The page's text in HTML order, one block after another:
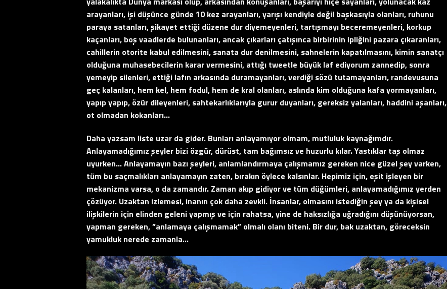
arayanları, işi düşünce günde 10 kez arayanları, yarışı kendiyle değil başkasıyla olanları, ruhunu
paraya satanları, şikayet ettiği düzene dur diyemeyenleri, tartışmayı beceremeyenleri, korkup
kaçanları, boş vaadlerde bulunanları, ancak çıkarları çatışınca birbirinin ipliğini pazara çıkaranları,
cahillerin otorite kabul edilmesini, sanata dur denilmesini, sahnelerin kapatılmasını, kimin sanatçı
olduğuna muhasebecilerin karar vermesini, attığı tweetle büyük laf ediyorum zannedip, sonra
yemeyip silenleri, ettiği lafın arkasında duramayanları, verdiği sözü tutamayanları, randevusuna
geç kalanları, hem kel, hem fodul, hem de kral olanları, aslında kim olduğuna kafa yormayanları,
yapıp yapıp, özür dileyenleri, sahtekarlıklarıyla gurur duyanları, gereksiz yalanları, haddini aşanları,
ot olmadan kokanları…
Daha yazsam liste uzar da gider. Bunları anlayamıyor olmam, mutluluk kaynağımdır.
Anlayamadığımız şeyler bizi özgür, dürüst, tam bağımsız ve huzurlu kılar. Yastıklar taş olmaz
uyurken… Anlayamayın bazı şeyleri, anlamlandırmaya çalışmamız gereken nice güzel şey varken,
tüm bu saçmalıkları anlayamayın zaten, bırakın öylece kalsınlar. Hepimiz için, eşit işleyen bir
mekanizma varsa, o da zamandır. Zaman akıp gidiyor ve tüm düğümleri, anlayamadığımız yerden
çözüyor. Uzaktan izlemesi, inanın çok daha zevkli. İnsanlar, olmasını istediğin şey ya da kişisel
ilişkilerin için elinden geleni yapmış ve için rahatsa, yine de haksızlığa uğradığını düşünüyorsan,
yapman gereken, ”anlamaya çalışmamak” olmalı olanı biteni. Bir dur, bak uzaktan, göreceksin
yamukluk nerede zamanla…